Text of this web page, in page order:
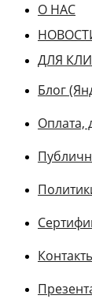
О НАС
ДЛЯ
Блог
Оплата,